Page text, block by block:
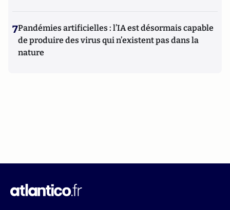
7Pandémies artificielles : l’IA est désormais capable
de produire des virus qui n’existent pas dans la
nature